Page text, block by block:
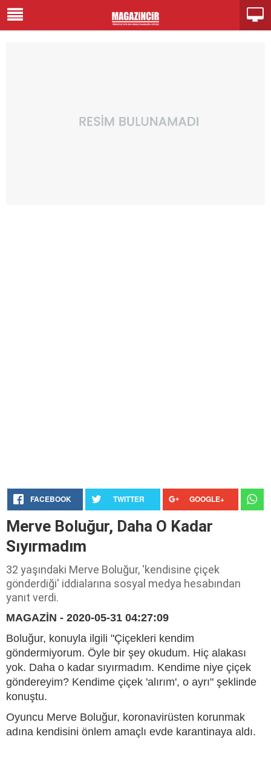
FACEBOOK TWITTER GOOGLE+
Merve Boluğur, Daha O Kadar
Sıyırmadım
32 yaşındaki Merve Boluğur, 'kendisine çiçek
gönderdiği' iddialarına sosyal medya hesabından
yanıt verdi.
MAGAZİN - 2020-05-31 04:27:09
Boluğur, konuyla ilgili "Çiçekleri kendim
göndermiyorum. Öyle bir şey okudum. Hiç alakası
yok. Daha o kadar sıyırmadım. Kendime niye çiçek
göndereyim? Kendime çiçek 'alırım', o ayrı" şeklinde
konuştu.
Oyuncu Merve Boluğur, koronavirüsten korunmak
adına kendisini önlem amaçlı evde karantinaya aldı.